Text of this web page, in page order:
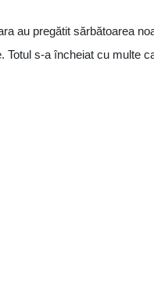
au pregătit sărbătoarea
s-a încheiat cu multe